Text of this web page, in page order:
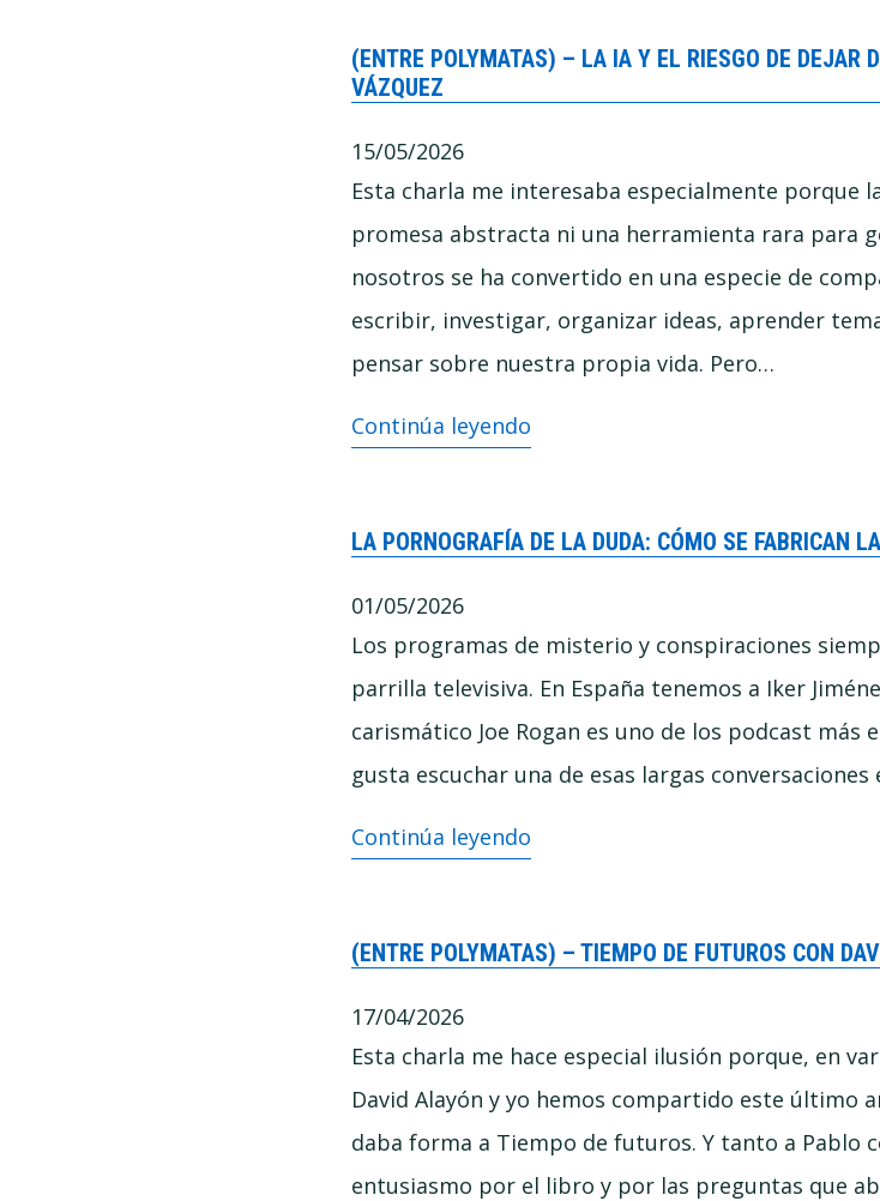
Por
cuesta
tanto
pensar
bien
(ENTRE POLYMATAS) – LA IA Y EL RIESGO DE DEJAR
VÁZQUEZ
15/05/2026
Esta charla me interesaba especialmente porque
promesa abstracta ni una herramienta rara para
nosotros se ha convertido en una especie de
escribir, investigar, organizar ideas, aprender
pensar sobre nuestra propia vida. Pero…
Continúa leyendo
(Entre
La
IA
y
el
riesgo
de
de
con
y
Marcos
Vázquez
LA PORNOGRAFÍA DE LA DUDA: CÓMO SE FABRICAN
01/05/2026
Los programas de misterio y conspiraciones
parrilla televisiva. En España tenemos a Iker
carismático Joe Rogan es uno de los podcast más
gusta escuchar una de esas largas
Continúa leyendo
La
la
duda:
cómo
se
fabrican
las
(ENTRE POLYMATAS) – TIEMPO DE FUTUROS CON
17/04/2026
Esta charla me hace especial ilusión porque, en
David Alayón y yo hemos compartido este último
daba forma a Tiempo de futuros. Y tanto a Pablo
entusiasmo por el libro y por las preguntas que